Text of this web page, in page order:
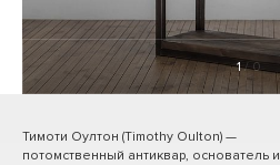
1/ 0
Тимоти Оултон (Timothy Oulton) —
потомственный антиквар, основатель и